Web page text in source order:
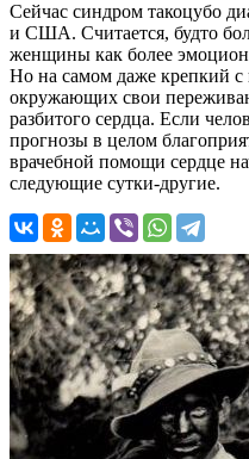
Сейчас синдром такоцубо
и США. Считается, будто
женщины как более
Но на самом даже крепкий
окружающих свои
разбитого сердца. Если
прогнозы в целом
врачебной помощи сердце
следующие сутки-другие.